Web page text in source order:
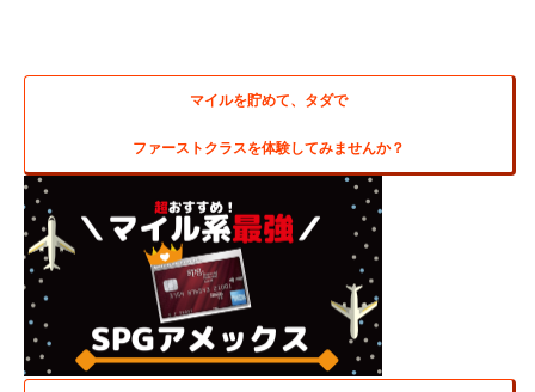
マイルを貯めて、タダで
ファーストクラスを体験してみませんか？